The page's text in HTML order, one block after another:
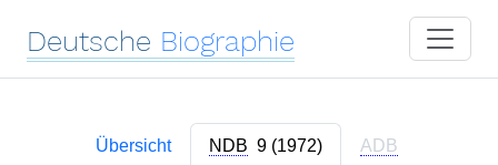
Deutsche Biographie
Übersicht NDB 9 (1972) ADB